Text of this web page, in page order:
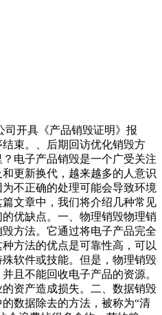
司开具《产品销毁证明》报
束。、后期回访优化销毁方
电子产品销毁是一个广受关注
更新换代，越来越多的人意识
不正确的处理可能会导致环境
文章中，我们将介绍几种常见
优缺点。一、物理销毁物理销
方法。它通过将电子产品完全
方法的优点是可靠性高，可以
软件或技能。但是，物理销毁
且不能回收电子产品的资源。
资产造成损失。二、数据销毁
数据除去的方法，被称为“清